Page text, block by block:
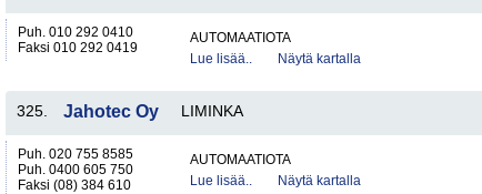
Puh. 010 292 0410
Faksi 010 292 0419
AUTOMAATIOTA
Lue lisää..
Näytä kartalla
325. Jahotec Oy LIMINKA
Puh. 020 755 8585
Puh. 0400 605 750
Faksi (08) 384 610
AUTOMAATIOTA
Lue lisää..
Näytä kartalla